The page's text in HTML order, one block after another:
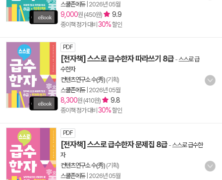
스쿨존에듀| 2026년 05월
9,000원 (450원) 9.9
종이책 정가 대비 30%할인
PDF
[전자책] 스스로 급수한자 따라쓰기 8급 -스스로 급
수한자
컨텐츠연구소 수(秀) (기획)
스쿨존에듀| 2026년 05월
8,300원 (410원) 9.8
종이책 정가 대비 30%할인
PDF
[전자책] 스스로 급수한자 문제집 8급 -스스로 급수한
자
컨텐츠연구소 수(秀) (기획)
스쿨존에듀| 2026년 05월